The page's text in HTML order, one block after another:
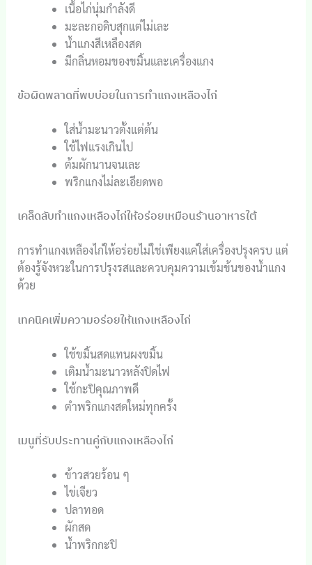
เนื้อไก่นุ่มกำลังดี
มะละกอดิบสุกแต่ไม่เละ
น้ำแกงสีเหลืองสด
มีกลิ่นหอมของขมิ้นและเครื่องแกง
ข้อผิดพลาดที่พบบ่อยในการทำแกงเหลืองไก่
ใส่น้ำมะนาวตั้งแต่ต้น
ใช้ไฟแรงเกินไป
ต้มผักนานจนเละ
พริกแกงไม่ละเอียดพอ
เคล็ดลับทำแกงเหลืองไก่ให้อร่อยเหมือนร้านอาหารใต้
การทำแกงเหลืองไก่ให้อร่อยไม่ใช่เพียงแค่ใส่เครื่องปรุงครบ แต่
ต้องรู้จังหวะในการปรุงรสและควบคุมความเข้มข้นของน้ำแกง
ด้วย
เทคนิคเพิ่มความอร่อยให้แกงเหลืองไก่
ใช้ขมิ้นสดแทนผงขมิ้น
เติมน้ำมะนาวหลังปิดไฟ
ใช้กะปิคุณภาพดี
ตำพริกแกงสดใหม่ทุกครั้ง
เมนูที่รับประทานคู่กับแกงเหลืองไก่
ข้าวสวยร้อน ๆ
ไข่เจียว
ปลาทอด
ผักสด
น้ำพริกกะปิ